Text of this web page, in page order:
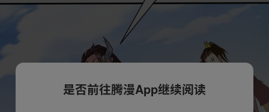
是否前往腾漫App继续阅读